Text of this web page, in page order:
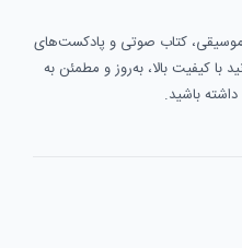
کتاب صوتی و پادکست‌های
با کیفیت بالا، به‌روز و مطمئن به
باشید.